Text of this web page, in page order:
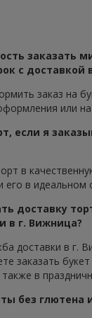
заказать
с доставкой
заказ на
или
если я
в
в идеальном
доставку
в г. Вижница?
доставки в г.
заказать
в
без глютена